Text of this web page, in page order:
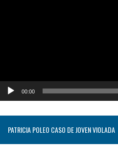
00:00
PATRICIA POLEO CASO DE JOVEN VIOLADA